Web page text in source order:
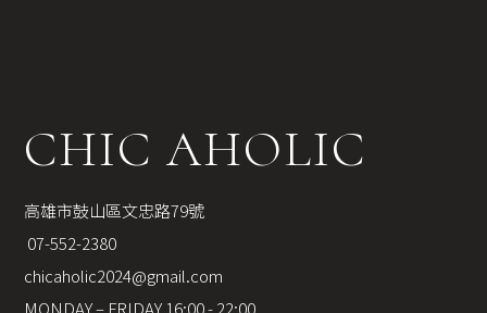
CHIC AHOLIC
高雄市鼓山區文忠路79號
07-552-2380
chicaholic2024@gmail.com
MONDAY – FRIDAY 16:00 - 22:00